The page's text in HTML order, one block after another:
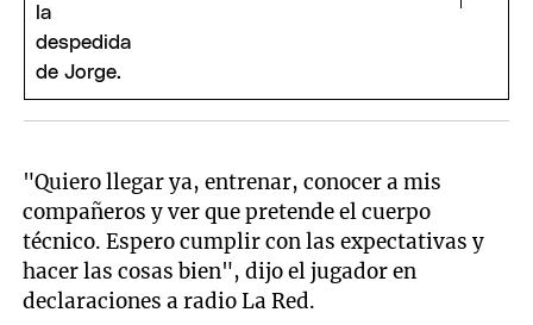
"Quiero llegar ya, entrenar, conocer a mis
compañeros y ver que pretende el cuerpo
técnico. Espero cumplir con las expectativas y
hacer las cosas bien", dijo el jugador en
declaraciones a radio La Red.